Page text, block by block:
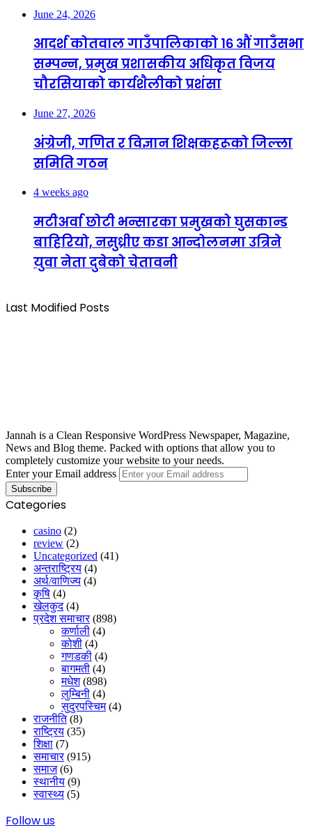
June 24, 2026
आदर्श कोतवाल गाउँपालिकाको १६ औं गाउँसभा
सम्पन्न, प्रमुख प्रशासकीय अधिकृत विजय
चौरसियाको कार्यशैलीको प्रशंसा
June 27, 2026
अंग्रेजी, गणित र विज्ञान शिक्षकहरूको जिल्ला
समिति गठन
4 weeks ago
मटीअर्वा छोटी भन्सारका प्रमुखको घुसकान्ड
बाहिरियो, नसुध्रीए कडा आन्दोलनमा उत्रिने
युवा नेता दुबेको चेतावनी
Last Modified Posts
Jannah is a Clean Responsive WordPress Newspaper, Magazine,
News and Blog theme. Packed with options that allow you to
completely customize your website to your needs.
Enter your Email address
Categories
casino (2)
review (2)
Uncategorized (41)
अन्तराष्ट्रिय (4)
अर्थ/वाणिज्य (4)
कृषि (4)
खेलकुद(4)
प्रदेश समाचार(898)
कर्णाली (4)
कोशी (4)
गणडकी (4)
बागमती (4)
मधेश(898)
लुम्बिनी (4)
सुदुरपस्चिम(4)
राजनीति(8)
राष्ट्रिय (35)
शिक्षा (7)
समाचार(915)
समाज(6)
स्थानीय (9)
स्वास्थ्य (5)
Follow us